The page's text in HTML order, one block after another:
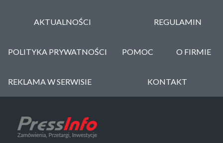
AKTUALNOŚCI REGULAMIN
POLITYKA PRYWATNOŚCI POMOC O FIRMIE
REKLAMA W SERWISIE KONTAKT